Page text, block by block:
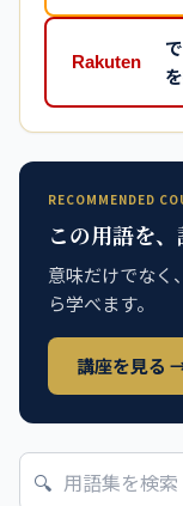
RECOMMENDED
この用語を
意味だけでなく
ら学べます。
講座を見る
🔍